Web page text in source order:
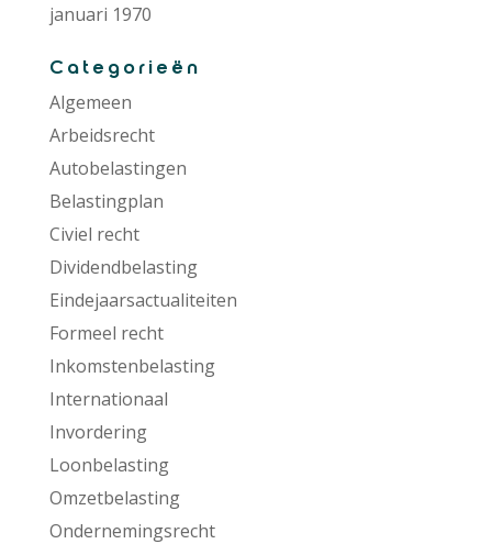
januari 1970
Categorieën
Algemeen
Arbeidsrecht
Autobelastingen
Belastingplan
Civiel recht
Dividendbelasting
Eindejaarsactualiteiten
Formeel recht
Inkomstenbelasting
Internationaal
Invordering
Loonbelasting
Omzetbelasting
Ondernemingsrecht